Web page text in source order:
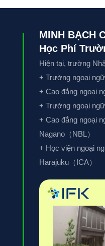
MINH BẠCH
Học Phí
Hiện tại, trường
+ Trường ngoại ngữ
+ Cao đẳng ngoại
+ Trường ngoại ngữ
+ Cao đẳng ngoại
Nagano（NBL）
+ Học viện ngoại
Harajuku（ICA）